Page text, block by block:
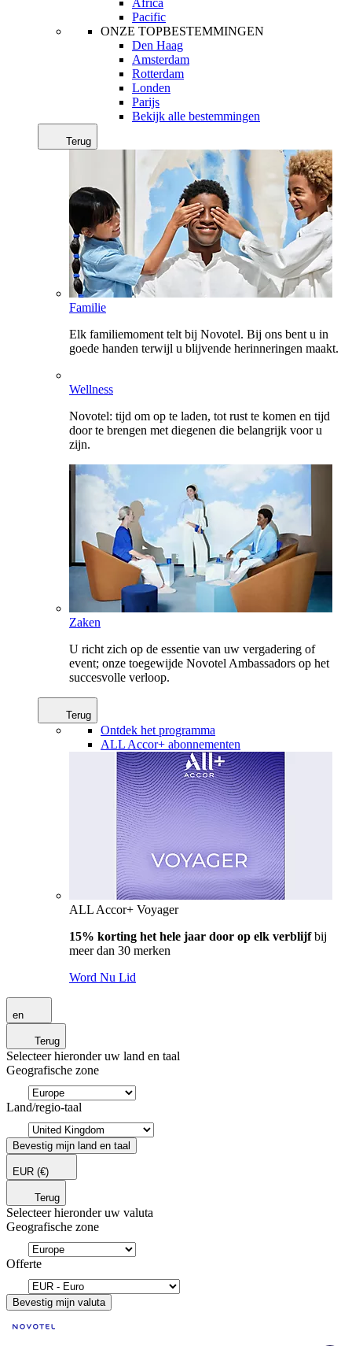
Africa
Pacific
ONZE TOPBESTEMMINGEN
Den Haag
Amsterdam
Rotterdam
Londen
Parijs
Bekijk alle bestemmingen
Terug
Familie
Elk familiemoment telt bij Novotel. Bij ons bent u in
goede handen terwijl u blijvende herinneringen maakt.
Wellness
Novotel: tijd om op te laden, tot rust te komen en tijd
door te brengen met diegenen die belangrijk voor u
zijn.
Zaken
U richt zich op de essentie van uw vergadering of
event; onze toegewijde Novotel Ambassadors op het
succesvolle verloop.
Terug
Ontdek het programma
ALL Accor+ abonnementen
ALL Accor+ Voyager
15% korting het hele jaar door op elk verblijfbij
meer dan 30 merken
Word Nu Lid
en
Terug
Selecteer hieronder uw land en taal
Geografische zone
Land/regio-taal
Bevestig mijn land en taal
EUR (€)
Terug
Selecteer hieronder uw valuta
Geografische zone
Offerte
Bevestig mijn valuta